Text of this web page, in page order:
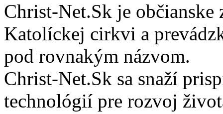
Christ-Net.Sk je
Katolíckej cirkvi a
pod rovnakým názvom.
Christ-Net.Sk sa snaží
technológií pre rozvoj